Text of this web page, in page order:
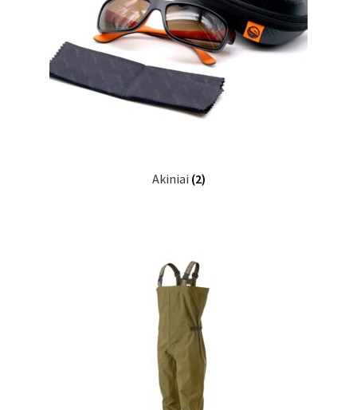
IŠPARDAVIMAS!!!
Kontaktai
Akiniai (2)